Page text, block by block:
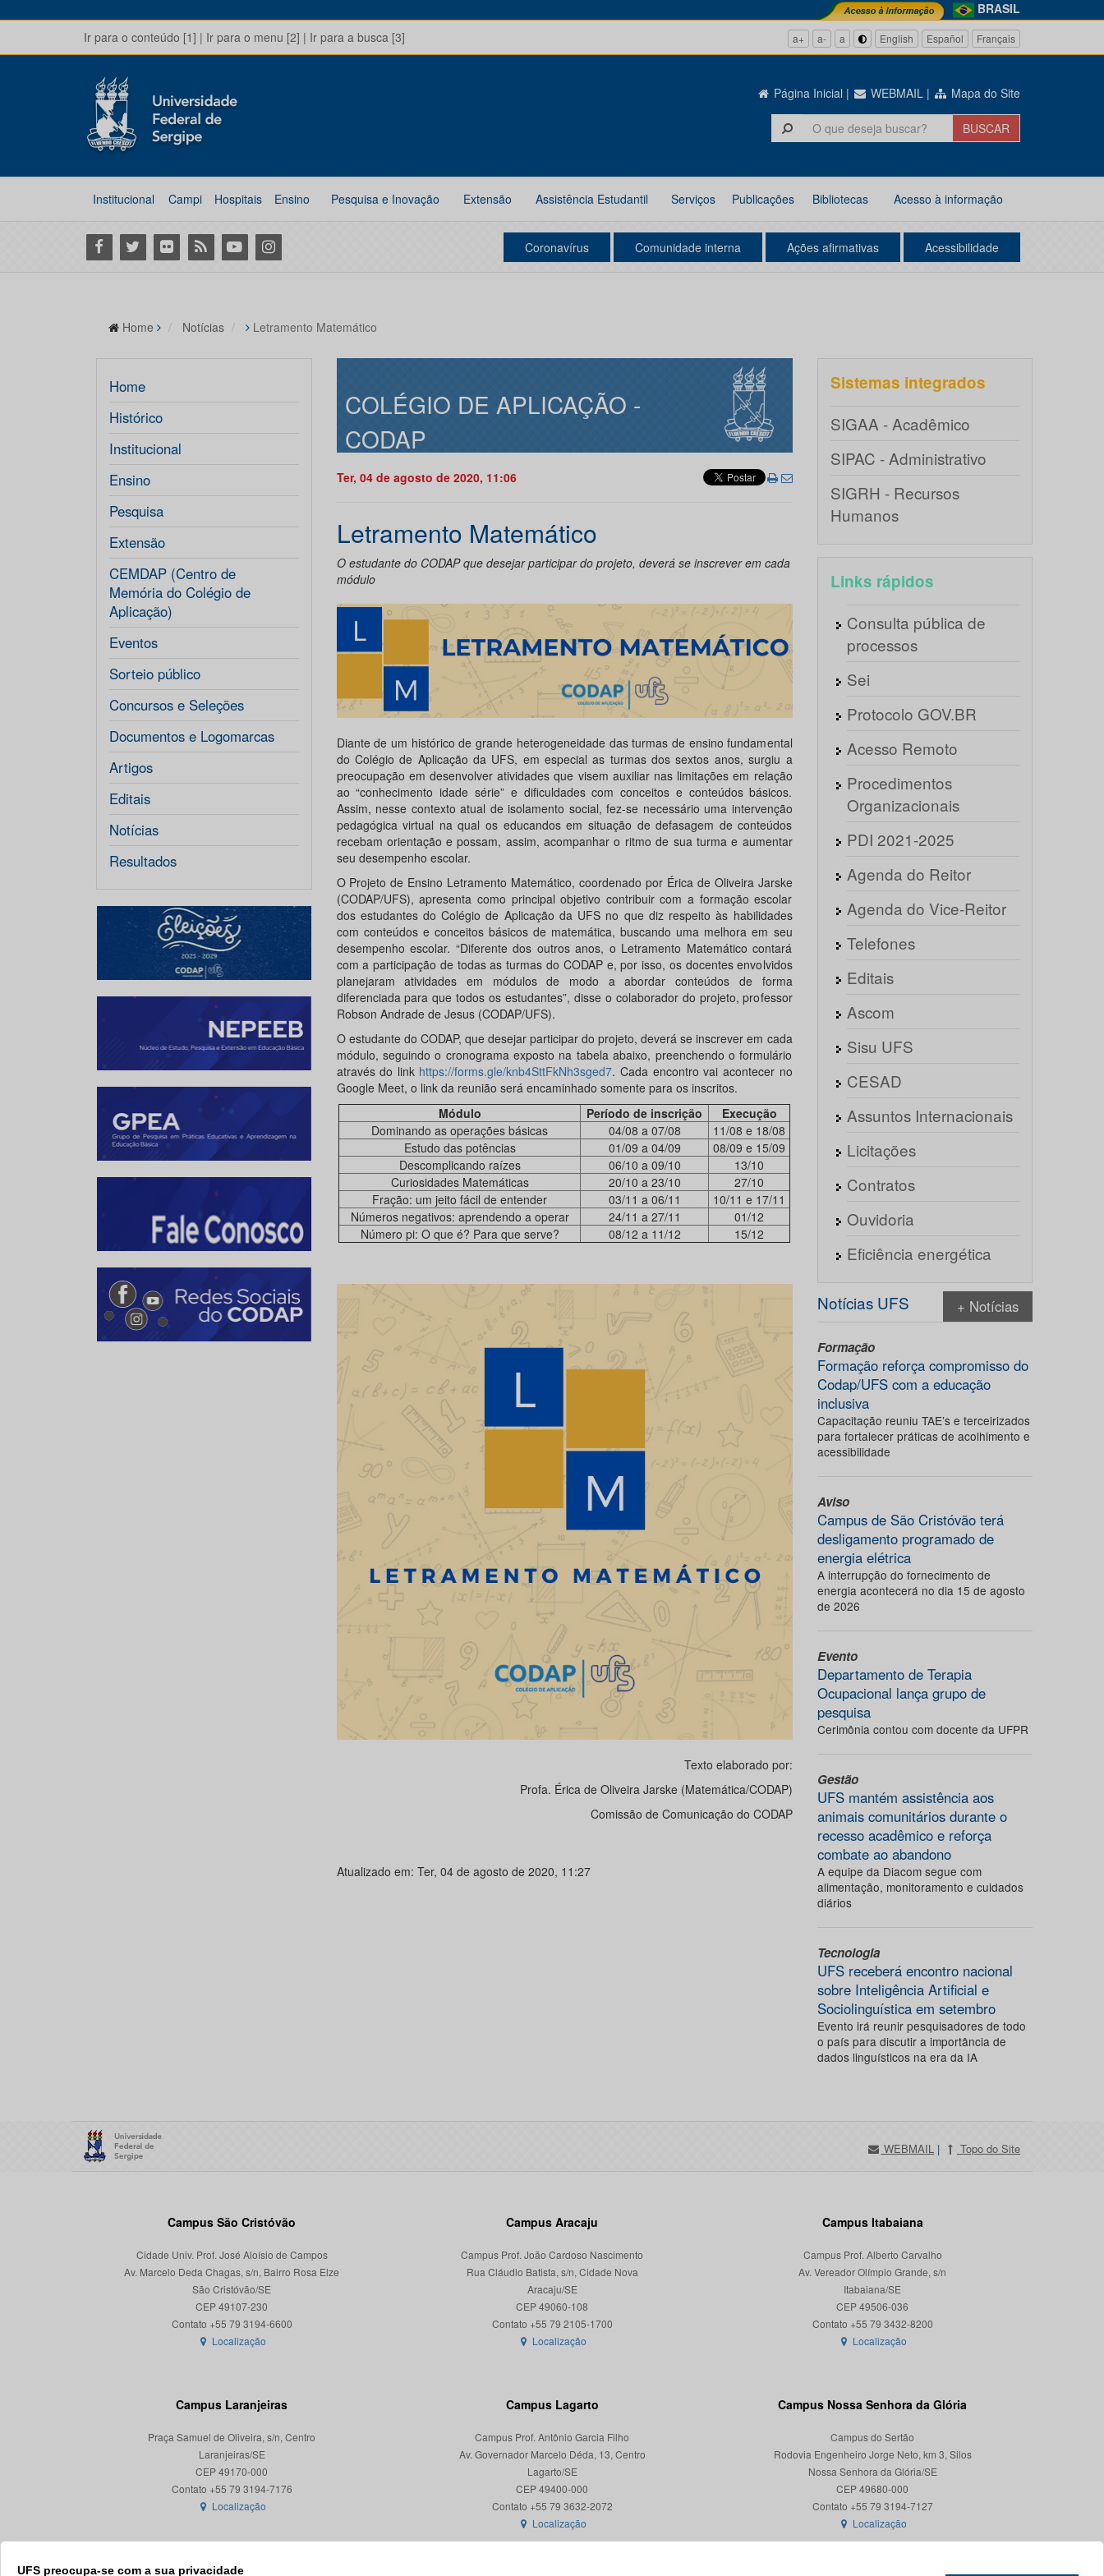
BRASIL
Ir para o conteúdo [1] | Ir para o menu [2] | Ir para a busca [3] a+ a- a English Español Français
Página Inicial | WEBMAIL | Mapa do Site
Institucional Campi Hospitais Ensino Pesquisa e Inovação Extensão Assistência Estudantil Serviços Publicações Bibliotecas Acesso à informação
Facebook
Twitter Flickr RSS YoutubeInstagram Coronavírus Comunidade interna Ações afirmativas Acessibilidade
UFS preocupa-se com a sua privacidade
Home Notícias Letramento Matemático
Home
Histórico
Institucional
Ensino
Pesquisa
Extensão
CEMDAP (Centro de
Memória do Colégio de
Aplicação)
Eventos
Sorteio público
Concursos e Seleções
Documentos e Logomarcas
Artigos
Editais
Notícias
Resultados
COLÉGIO DE APLICAÇÃO -
CODAP
Ter, 04 de agosto de 2020, 11:06
Letramento Matemático
O estudante do CODAP que desejar participar do projeto, deverá se inscrever em cada
módulo
Diante de um histórico de grande heterogeneidade das turmas de ensino fundamental
do Colégio de Aplicação da UFS, em especial as turmas dos sextos anos, surgiu a
preocupação em desenvolver atividades que visem auxiliar nas limitações em relação
ao “conhecimento idade série” e dificuldades com conceitos e conteúdos básicos.
Assim, nesse contexto atual de isolamento social, fez-se necessário uma intervenção
pedagógica virtual na qual os educandos em situação de defasagem de conteúdos
recebam orientação e possam, assim, acompanhar o ritmo de sua turma e aumentar
seu desempenho escolar.
O Projeto de Ensino Letramento Matemático, coordenado por Érica de Oliveira Jarske
(CODAP/UFS), apresenta como principal objetivo contribuir com a formação escolar
dos estudantes do Colégio de Aplicação da UFS no que diz respeito às habilidades
com conteúdos e conceitos básicos de matemática, buscando uma melhora em seu
desempenho escolar. “Diferente dos outros anos, o Letramento Matemático contará
com a participação de todas as turmas do CODAP e, por isso, os docentes envolvidos
planejaram atividades em módulos de modo a abordar conteúdos de forma
diferenciada para que todos os estudantes”, disse o colaborador do projeto, professor
Robson Andrade de Jesus (CODAP/UFS).
O estudante do CODAP, que desejar participar do projeto, deverá se inscrever em cada
módulo, seguindo o cronograma exposto na tabela abaixo, preenchendo o formulário
através do link https://forms.gle/knb4SttFkNh3sged7. Cada encontro vai acontecer no
Google Meet, o link da reunião será encaminhado somente para os inscritos.
Módulo
Período de inscrição
Execução
Dominando as operações básicas
04/08 a 07/08
11/08 e 18/08
Estudo das potências
01/09 a 04/09
08/09 e 15/09
Descomplicando raízes
06/10 a 09/10
13/10
Curiosidades Matemáticas
20/10 a 23/10
27/10
Fração: um jeito fácil de entender
03/11 a 06/11
10/11 e 17/11
Números negativos: aprendendo a operar
24/11 a 27/11
01/12
Número pi: O que é? Para que serve?
08/12 a 11/12 15/12
Texto elaborado por:
Profa. Érica de Oliveira Jarske (Matemática/CODAP)
Comissão de Comunicação do CODAP
Atualizado em: Ter, 04 de agosto de 2020, 11:27
Sistemas integrados
SIGAA - Acadêmico
SIPAC - Administrativo
SIGRH - Recursos
Humanos
Links rápidos
Consulta pública de
processos
Sei
Protocolo GOV.BR
Acesso Remoto
Procedimentos
Organizacionais
PDI 2021-2025
Agenda do Reitor
Agenda do Vice-Reitor
Telefones
Editais
Ascom
Sisu UFS
CESAD
Assuntos Internacionais
Licitações
Contratos
Ouvidoria
Eficiência energética
Notícias UFS + Notícias
Formação
Formação reforça compromisso do
Codap/UFS com a educação
inclusiva
Capacitação reuniu TAE’s e terceirizados
para fortalecer práticas de acolhimento e
acessibilidade
Aviso
Campus de São Cristóvão terá
desligamento programado de
energia elétrica
A interrupção do fornecimento de
energia acontecerá no dia 15 de agosto
de 2026
Evento
Departamento de Terapia
Ocupacional lança grupo de
pesquisa
Cerimônia contou com docente da UFPR
Gestão
UFS mantém assistência aos
animais comunitários durante o
recesso acadêmico e reforça
combate ao abandono
A equipe da Diacom segue com
alimentação, monitoramento e cuidados
diários
Tecnologia
UFS receberá encontro nacional
sobre Inteligência Artificial e
Sociolinguística em setembro
Evento irá reunir pesquisadores de todo
o país para discutir a importância de
dados linguísticos na era da IA
WEBMAIL | Topo do Site
Campus São Cristóvão
Cidade Univ. Prof. José Aloísio de Campos
Av. Marcelo Deda Chagas, s/n, Bairro Rosa Elze
São Cristóvão/SE
CEP 49107-230
Localização
Campus Aracaju
Campus Prof. João Cardoso Nascimento
Rua Cláudio Batista, s/n, Cidade Nova
Aracaju/SE
CEP 49060-108
Localização
Campus Itabaiana
Campus Prof. Alberto Carvalho
Av. Vereador Olímpio Grande, s/n
Itabaiana/SE
CEP 49506-036
Localização
Campus Laranjeiras
Praça Samuel de Oliveira, s/n, Centro
Laranjeiras/SE
CEP 49170-000
Localização
Campus Lagarto
Campus Prof. Antônio Garcia Filho
Av. Governador Marcelo Déda, 13, Centro
Lagarto/SE
CEP 49400-000
Localização
Campus Nossa Senhora da Glória
Campus do Sertão
Rodovia Engenheiro Jorge Neto, km 3, Silos
Nossa Senhora da Glória/SE
CEP 49680-000
Contato +55 79 3194-7127
Localização